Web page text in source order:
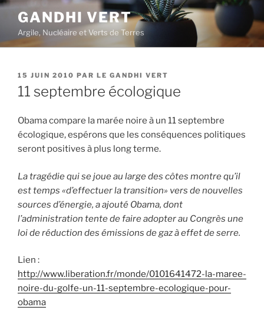
Aller
contenu
principal
GANDHI VERT
Argile, Nucléaire et Verts de Terres
PUBLIÉ
LE
15 JUIN 2010 PAR LE GANDHI VERT
11 septembre écologique
Obama compare la marée noire à un 11 septembre
écologique, espérons que les conséquences politiques
seront positives à plus long terme.
La tragédie qui se joue au large des côtes montre qu’il
est temps «d’effectuer la transition» vers de nouvelles
sources d’énergie, a ajouté Obama, dont
l’administration tente de faire adopter au Congrès une
loi de réduction des émissions de gaz à effet de serre.
Lien :
http://www.liberation.fr/monde/0101641472-la-maree-
noire-du-golfe-un-11-septembre-ecologique-pour-
obama